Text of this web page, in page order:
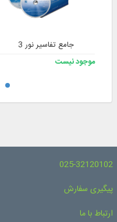
جامع تفاسیر نور 3
موجود نیست
025-32120102
پیگیری سفارش
ارتباط با ما